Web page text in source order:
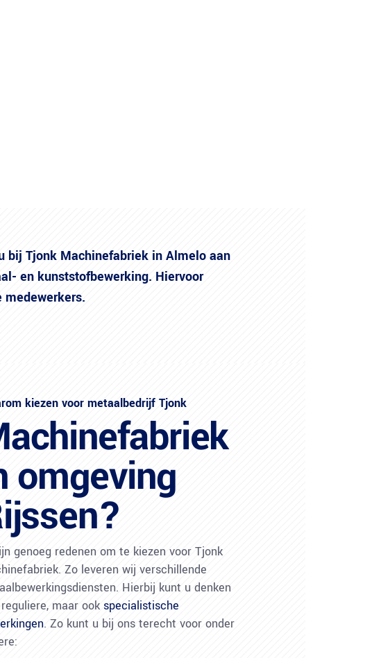
bij Tjonk Machinefabriek in Almelo aan
en kunststofbewerking. Hiervoor
kiezen voor metaalbedrijf Tjonk
omgeving
genoeg redenen om te kiezen voor Tjonk
Zo leveren wij verschillende
Hierbij kunt u denken
maar ook specialistische
. Zo kunt u bij ons terecht voor onder